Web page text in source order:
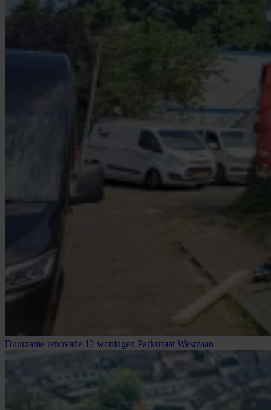
Duurzame renovatie 12 woningen Parkstraat Westzaan